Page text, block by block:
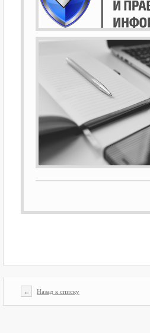
← Назад к списку